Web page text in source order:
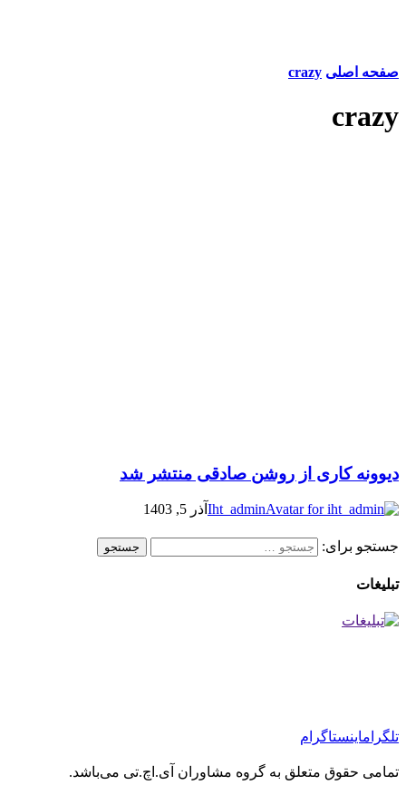
صفحه اصلی crazy
crazy
دیوونه کاری از روشن صادقی منتشر شد
Iht_admin آذر 5, 1403
جستجو برای:
تبلیغات
تلگراماینستاگرام
تمامی حقوق متعلق به گروه مشاوران آی.اچ.تی می‌باشد.